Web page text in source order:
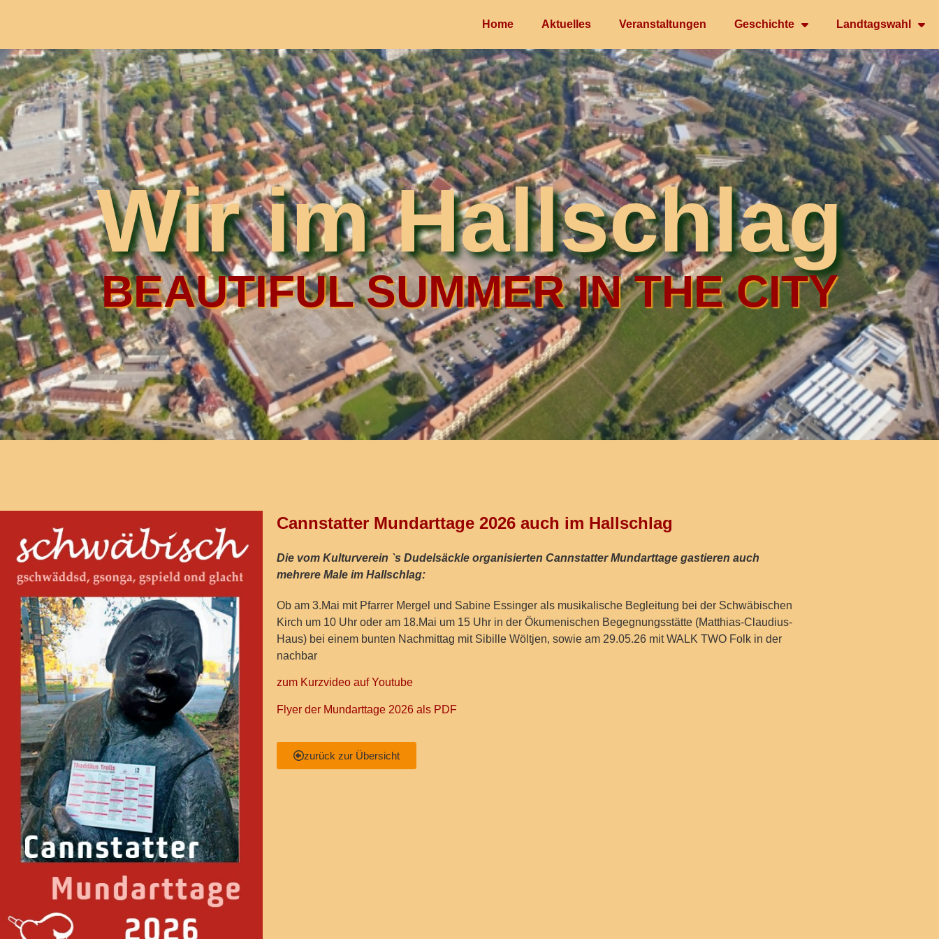
Home Aktuelles Veranstaltungen Geschichte Landtagswahl
Wir im Hallschlag
BEAUTIFUL SUMMER IN THE CITY
Cannstatter Mundarttage 2026 auch im Hallschlag
Die vom Kulturverein `s Dudelsäckle organisierten Cannstatter Mundarttage gastieren auch
mehrere Male im Hallschlag:
Ob am 3.Mai mit Pfarrer Mergel und Sabine Essinger als musikalische Begleitung bei der Schwäbischen
Kirch um 10 Uhr oder am 18.Mai um 15 Uhr in der Ökumenischen Begegnungsstätte (Matthias-Claudius-
Haus) bei einem bunten Nachmittag mit Sibille Wöltjen, sowie am 29.05.26 mit WALK TWO Folk in der
nachbar
zum Kurzvideo auf Youtube
Flyer der Mundarttage 2026 als PDF
zurück zur Übersicht